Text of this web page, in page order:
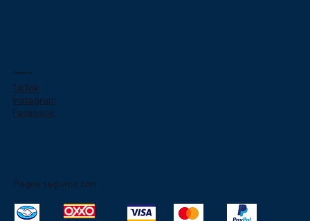
Síguenos
TikTok
Instagram
Facebook
Pagos seguros con